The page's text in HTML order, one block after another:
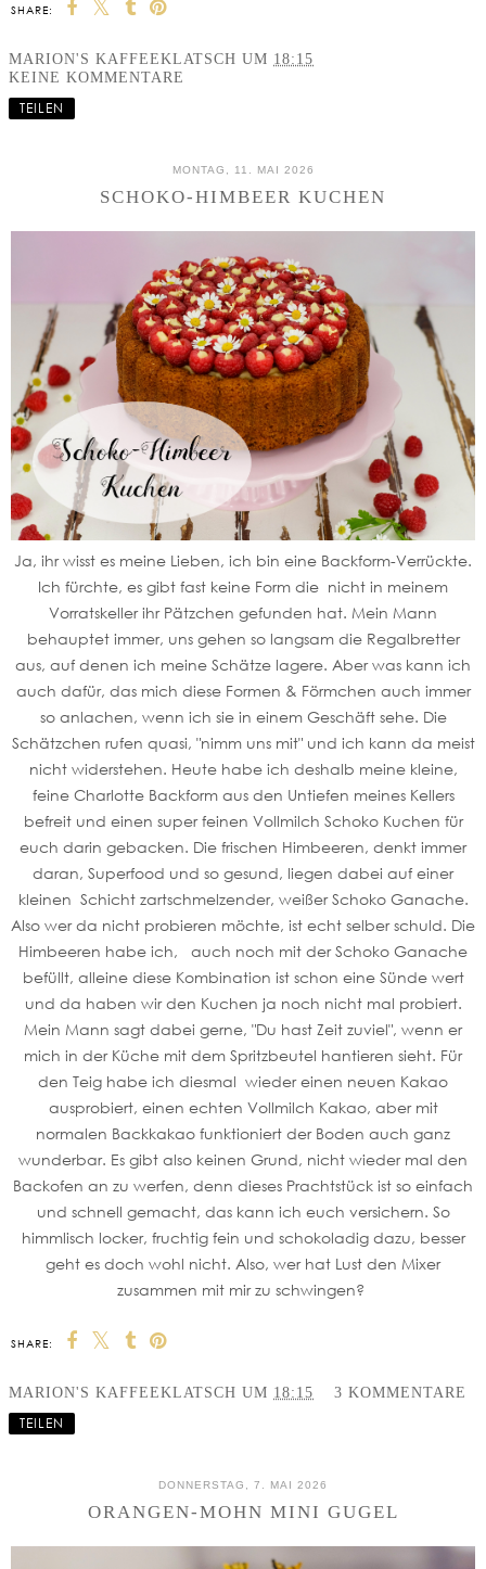
SHARE:
MARION'S KAFFEEKLATSCH UM 18:15
KEINE KOMMENTARE
TEILEN
MONTAG, 11. MAI 2026
SCHOKO-HIMBEER KUCHEN
Ja, ihr wisst es meine Lieben, ich bin eine Backform-Verrückte.
Ich fürchte, es gibt fast keine Form die nicht in meinem
Vorratskeller ihr Pätzchen gefunden hat. Mein Mann
behauptet immer, uns gehen so langsam die Regalbretter
aus, auf denen ich meine Schätze lagere. Aber was kann ich
auch dafür, das mich diese Formen & Förmchen auch immer
so anlachen, wenn ich sie in einem Geschäft sehe. Die
Schätzchen rufen quasi, "nimm uns mit" und ich kann da meist
nicht widerstehen. Heute habe ich deshalb meine kleine,
feine Charlotte Backform aus den Untiefen meines Kellers
befreit und einen super feinen Vollmilch Schoko Kuchen für
euch darin gebacken. Die frischen Himbeeren, denkt immer
daran, Superfood und so gesund, liegen dabei auf einer
kleinen Schicht zartschmelzender, weißer Schoko Ganache.
Also wer da nicht probieren möchte, ist echt selber schuld. Die
Himbeeren habe ich, auch noch mit der Schoko Ganache
befüllt, alleine diese Kombination ist schon eine Sünde wert
und da haben wir den Kuchen ja noch nicht mal probiert.
Mein Mann sagt dabei gerne, "Du hast Zeit zuviel", wenn er
mich in der Küche mit dem Spritzbeutel hantieren sieht. Für
den Teig habe ich diesmal wieder einen neuen Kakao
ausprobiert, einen echten Vollmilch Kakao, aber mit
normalen Backkakao funktioniert der Boden auch ganz
wunderbar. Es gibt also keinen Grund, nicht wieder mal den
Backofen an zu werfen, denn dieses Prachtstück ist so einfach
und schnell gemacht, das kann ich euch versichern. So
himmlisch locker, fruchtig fein und schokoladig dazu, besser
geht es doch wohl nicht. Also, wer hat Lust den Mixer
zusammen mit mir zu schwingen?
SHARE:
MARION'S KAFFEEKLATSCH UM 18:15 3 KOMMENTARE
TEILEN
DONNERSTAG, 7. MAI 2026
ORANGEN-MOHN MINI GUGEL